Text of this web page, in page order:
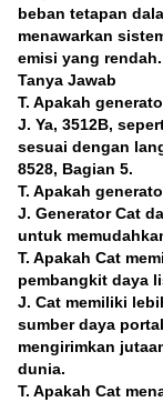
beban tetapan
menawarkan
emisi yang rendah.
Tanya Jawab
T. Apakah
J. Ya, 3512B,
sesuai dengan
8528, Bagian 5.
T. Apakah
J. Generator Cat
untuk
T. Apakah Cat
pembangkit daya
J. Cat memiliki
sumber daya
mengirimkan
dunia.
T. Apakah Cat